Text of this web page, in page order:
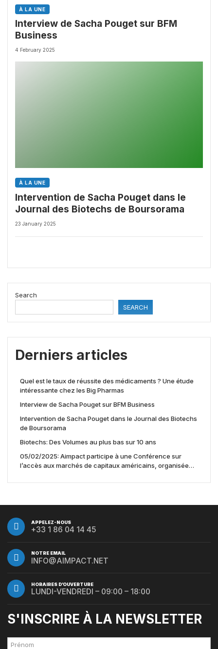
À LA UNE
Interview de Sacha Pouget sur BFM
Business
4 February 2025
À LA UNE
Intervention de Sacha Pouget dans le
Journal des Biotechs de Boursorama
23 January 2025
Search
SEARCH
Derniers articles
Quel est le taux de réussite des médicaments ? Une étude
intéressante chez les Big Pharmas
Interview de Sacha Pouget sur BFM Business
Intervention de Sacha Pouget dans le Journal des Biotechs
de Boursorama
Biotechs: Des Volumes au plus bas sur 10 ans
05/02/2025: Aimpact participe à une Conférence sur
l’accès aux marchés de capitaux américains, organisée
APPELEZ-NOUS
+33 1 86 04 14 45
NOTRE EMAIL
INFO@AIMPACT.NET
HORAIRES D’OUVERTURE
LUNDI-VENDREDI – 09:00 – 18:00
S'INSCRIRE À LA NEWSLETTER